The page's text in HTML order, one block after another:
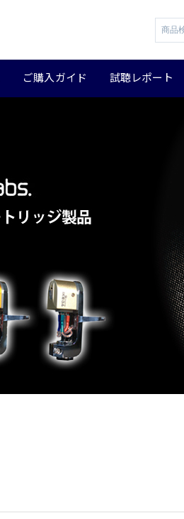
ご購入ガイド 試聴レポート